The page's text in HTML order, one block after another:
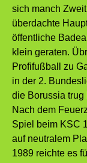
sich manch
überdachte
öffentliche
klein geraten.
Profifußball zu
in der 2.
die Borussia
Nach dem
Spiel beim KSC
auf neutralem
1989 reichte es